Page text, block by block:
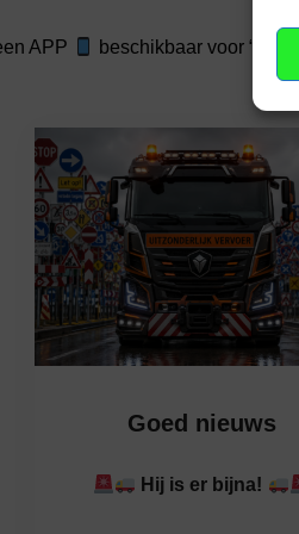
APP beschikbaar voor “Het
Goed nieuws
Hij is er bijna!